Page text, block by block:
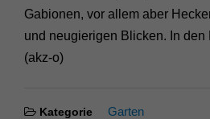
Gabionen, vor allem aber
und neugierigen Blicken. In
(akz-o)
Kategorie Garten